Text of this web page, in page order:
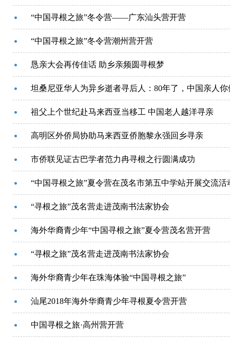
“中国寻根之旅”冬令营——广东汕头营开营
“中国寻根之旅”冬令营潮州营开营
恳亲大会再传佳话 助乡亲频圆寻根梦
坦桑尼亚华人为异乡逝者寻后人：80年了，中国亲人
祖父上个世纪赴马来西亚当移工 中国老人越洋寻亲
高明区外侨局协助马来西亚侨胞黎永强回乡寻亲
市侨联见证古巴学者范力冉寻根之行圆满成功
“中国寻根之旅”夏令营在茂名市第五中学站开展交流活
“寻根之旅”茂名营走进茂南书法家协会
海外华裔青少年“中国寻根之旅”夏令营茂名营开营
“寻根之旅”茂名营走进茂南书法家协会
海外华裔青少年在珠海体验“中国寻根之旅”
汕尾2018年海外华裔青少年寻根夏令营开营
中国寻根之旅·高州营开营